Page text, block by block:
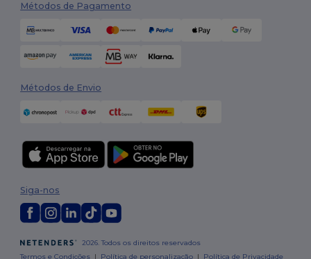
Métodos de Pagamento
Métodos de Envio
2026. Todos os direitos reservados
Termos e Condições | Política de personalização | Política de Privacidade
Siga-nos